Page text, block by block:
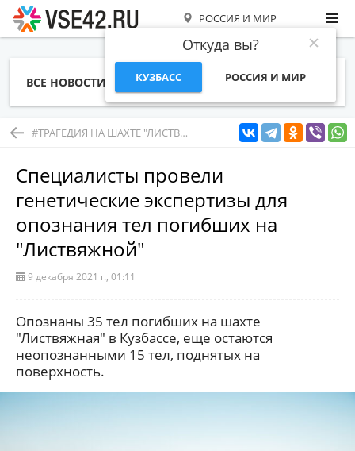
РОССИЯ И МИР
Откуда вы?
КУЗБАСС РОССИЯ И МИР
ВСЕ НОВОСТИ СТАТЬИ ТЕМЫ ФОТО
#ТРАГЕДИЯ НА ШАХТЕ "ЛИСТВЯЖНАЯ" ХК "СДС-УГОЛЬ"
Специалисты провели
генетические экспертизы для
опознания тел погибших на
"Листвяжной"
9 декабря 2021 г., 01:11
Опознаны 35 тел погибших на шахте
"Листвяжная" в Кузбассе, еще остаются
неопознанными 15 тел, поднятых на
поверхность.